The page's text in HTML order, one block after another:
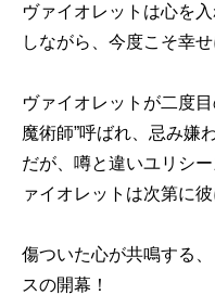
ヴァイオレットは心を
しながら、今度こそ幸
ヴァイオレットが二度
魔術師”呼ばれ、忌み嫌
だが、噂と違いユリシ
ァイオレットは次第に
傷ついた心が共鳴する
スの開幕！